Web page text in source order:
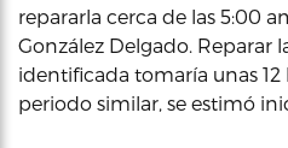
repararla cerca de las 5:00
González Delgado. Reparar
identificada tomaría unas 12
periodo similar, se estimó